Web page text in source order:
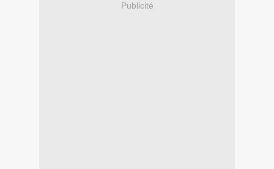
Publicité